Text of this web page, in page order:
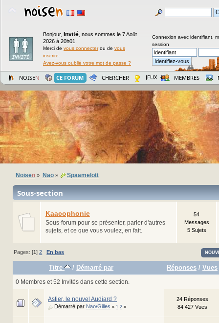
Bonjour, Invité nous sommes le 7 Août
2026 à 20h01.
Merci de vous connecterou de vous
inscrire
Avez-vous oublié votre mot de passe ?
Connexion avec identifiant,
session
NOISEN CE FORUM CHERCHER JEUX MEMBRES
Noisen » Nao» Spaamelott
Sous-section
Kaacophonie
Sous-forum pour se présenter, parler d'autres
sujets, et ce que vous voulez, en fait.
54
Messages
5 Sujets
Pages: [1]2 En bas
Titre / Démarré par Réponses / Vues
0 Membres et 52 Invités dans cette section.
Astier, le nouvel Audiard ?
Démarré par Nao/Gilles « 1 2 »
24 Réponses
84 427 Vues